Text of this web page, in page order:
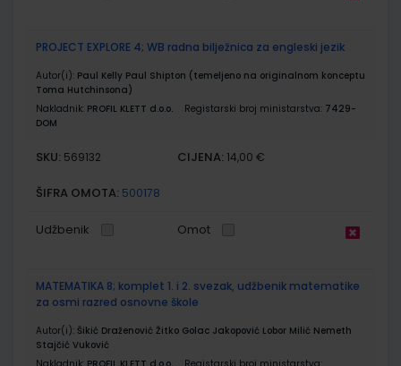
PROJECT EXPLORE 4; WB radna bilježnica za engleski jezik
Autor(i): Paul Kelly Paul Shipton (temeljeno na originalnom konceptu
Toma Hutchinsona)
Nakladnik: PROFIL KLETT d.o.o. Registarski broj ministarstva: 7429-
DOM
SKU: 569132 CIJENA: 14,00 €
ŠIFRA OMOTA: 500178
Udžbenik Omot
MATEMATIKA 8; komplet 1. i 2. svezak, udžbenik matematike
za osmi razred osnovne škole
Autor(i): Šikić Draženović Žitko Golac Jakopović Lobor Milić Nemeth
Stajčić Vuković